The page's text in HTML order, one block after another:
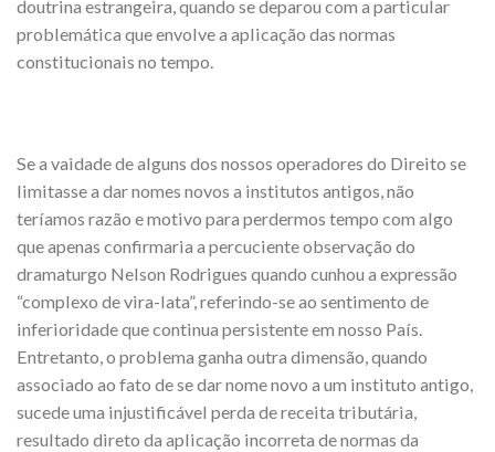
doutrina estrangeira, quando se deparou com a particular
problemática que envolve a aplicação das normas
constitucionais no tempo.
Se a vaidade de alguns dos nossos operadores do Direito se
limitasse a dar nomes novos a institutos antigos, não
teríamos razão e motivo para perdermos tempo com algo
que apenas confirmaria a percuciente observação do
dramaturgo Nelson Rodrigues quando cunhou a expressão
“complexo de vira-lata”, referindo-se ao sentimento de
inferioridade que continua persistente em nosso País.
Entretanto, o problema ganha outra dimensão, quando
associado ao fato de se dar nome novo a um instituto antigo,
sucede uma injustificável perda de receita tributária,
resultado direto da aplicação incorreta de normas da